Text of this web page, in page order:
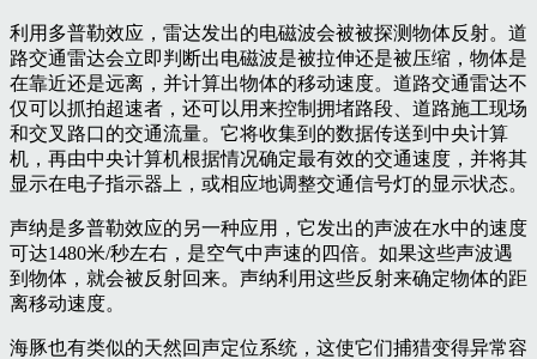
利用多普勒效应，雷达发出的电磁波会被被探测物体反射。道
路交通雷达会立即判断出电磁波是被拉伸还是被压缩，物体是
在靠近还是远离，并计算出物体的移动速度。道路交通雷达不
仅可以抓拍超速者，还可以用来控制拥堵路段、道路施工现场
和交叉路口的交通流量。它将收集到的数据传送到中央计算
机，再由中央计算机根据情况确定最有效的交通速度，并将其
显示在电子指示器上，或相应地调整交通信号灯的显示状态。
声纳是多普勒效应的另一种应用，它发出的声波在水中的速度
可达1480米/秒左右，是空气中声速的四倍。如果这些声波遇
到物体，就会被反射回来。声纳利用这些反射来确定物体的距
离移动速度。
海豚也有类似的天然回声定位系统，这使它们捕猎变得异常容